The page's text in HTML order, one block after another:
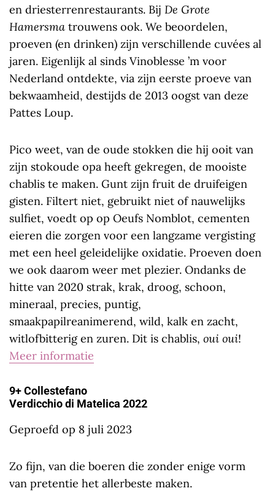
en driesterrenrestaurants. Bij De Grote
Hamersma trouwens ook. We beoordelen,
proeven (en drinken) zijn verschillende cuvées al
jaren. Eigenlijk al sinds Vinoblesse ’m voor
Nederland ontdekte, via zijn eerste proeve van
bekwaamheid, destijds de 2013 oogst van deze
Pattes Loup.
Pico weet, van de oude stokken die hij ooit van
zijn stokoude opa heeft gekregen, de mooiste
chablis te maken. Gunt zijn fruit de druifeigen
gisten. Filtert niet, gebruikt niet of nauwelijks
sulfiet, voedt op op Oeufs Nomblot, cementen
eieren die zorgen voor een langzame vergisting
met een heel geleidelijke oxidatie. Proeven doen
we ook daarom weer met plezier. Ondanks de
hitte van 2020 strak, krak, droog, schoon,
mineraal, precies, puntig,
smaakpapilreanimerend, wild, kalk en zacht,
witlofbitterig en zuren. Dit is chablis, oui oui!
Meer informatie
9+ Collestefano
Verdicchio di Matelica 2022
Geproefd op 8 juli 2023
Zo fijn, van die boeren die zonder enige vorm
van pretentie het allerbeste maken.